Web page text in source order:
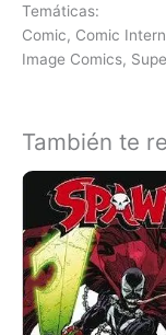
Temáticas:
Comic, Comic
Image Comics,
También te